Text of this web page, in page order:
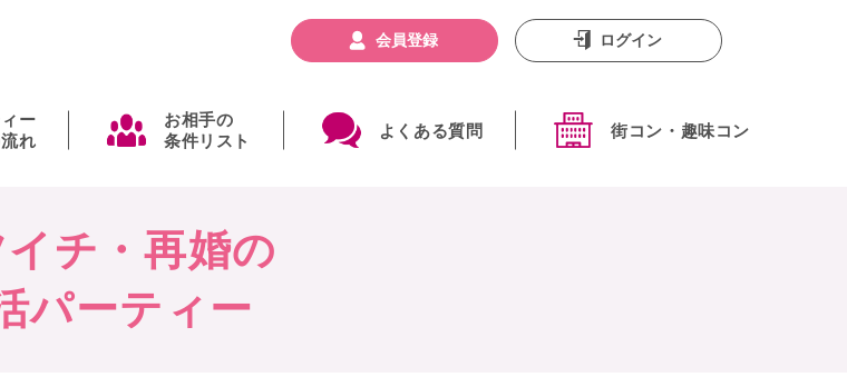
ー
れ
お相手の
条件リスト
よくある質問 街コン・趣味コン
会員登録 ログイン
チ・再婚の
パーティー